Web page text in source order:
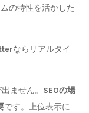
の特性を活かした
ならリアルタイ
ません。 SEOの場
です。上位表示に